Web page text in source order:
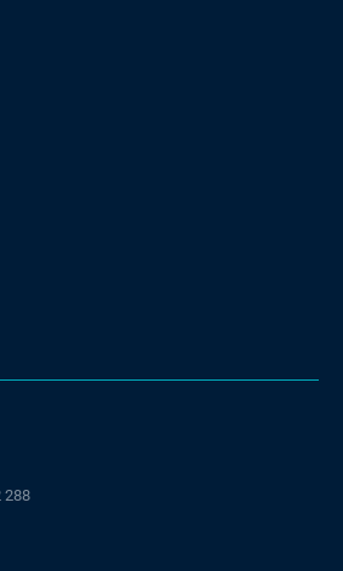
288